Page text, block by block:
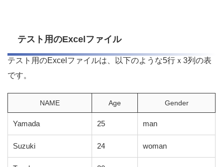
テスト用のExcelファイル
テスト用のExcelファイルは、以下のような5行ｘ3列の表
です。
NAME Age Gender
Yamada 25 man
Suzuki 24 woman